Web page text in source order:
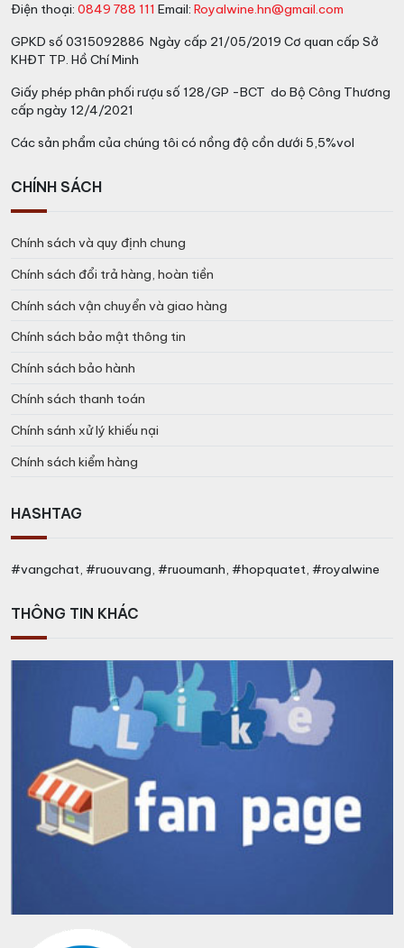
Điện thoại: 0849 788 111 Email: Royalwine.hn@gmail.com
GPKD số 0315092886 Ngày cấp 21/05/2019 Cơ quan cấp Sở
KHĐT TP. Hồ Chí Minh
Giấy phép phân phối rượu số 128/GP -BCT do Bộ Công Thương
cấp ngày 12/4/2021
Các sản phẩm của chúng tôi có nồng độ cồn dưới 5,5%vol
CHÍNH SÁCH
Chính sách và quy định chung
Chính sách đổi trả hàng, hoàn tiền
Chính sách vận chuyển và giao hàng
Chính sách bảo mật thông tin
Chính sách bảo hành
Chính sách thanh toán
Chính sánh xử lý khiếu nại
Chính sách kiểm hàng
HASHTAG
#vangchat, #ruouvang, #ruoumanh, #hopquatet, #royalwine
THÔNG TIN KHÁC